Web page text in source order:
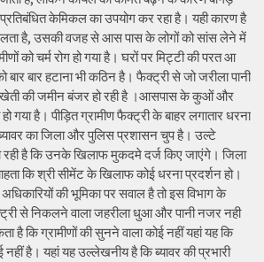
केमिकल का उपयोग कर रहा है। यही कारण है
है, उसकी वजह से आस पास के लोगों को सांस लेने में
को चर्म रोग हो गया है। घरों पर मिट्टी की परत आ
बार बार हटाना भी कठिन है। फैक्ट्री से जो जरीला पानी
की जमीन बंजर हो रही है ।आसपास के कुओं और
हो गया है। पीड़ित ग्रामीण फैक्ट्री के बाहर लगातार धरना
का जिला और पुलिस प्रशासन चुप है। उल्टे
रही है कि उनके खिलाफ मुकदमे दर्ज किए जाएंगे। जिला
कि श्री सीमेंट के खिलाफ कोई धरना प्रदर्शन हो।
की भूमिका पर सवाल है तो इस विभाग के
से निकलने वाला जहरीला धुआ और पानी नजर नही
है कि ग्रामीणों की सुनने वाला कोई नहीं यहां यह कि
नहीं है। यहां यह उल्लेखनीय है कि ब्यावर की प्रभारी